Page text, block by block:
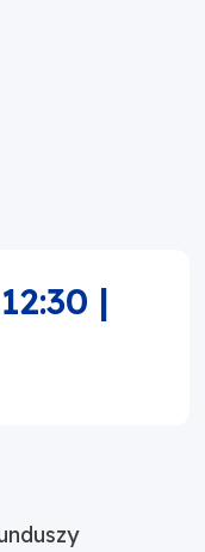
Twitter
12:30 |